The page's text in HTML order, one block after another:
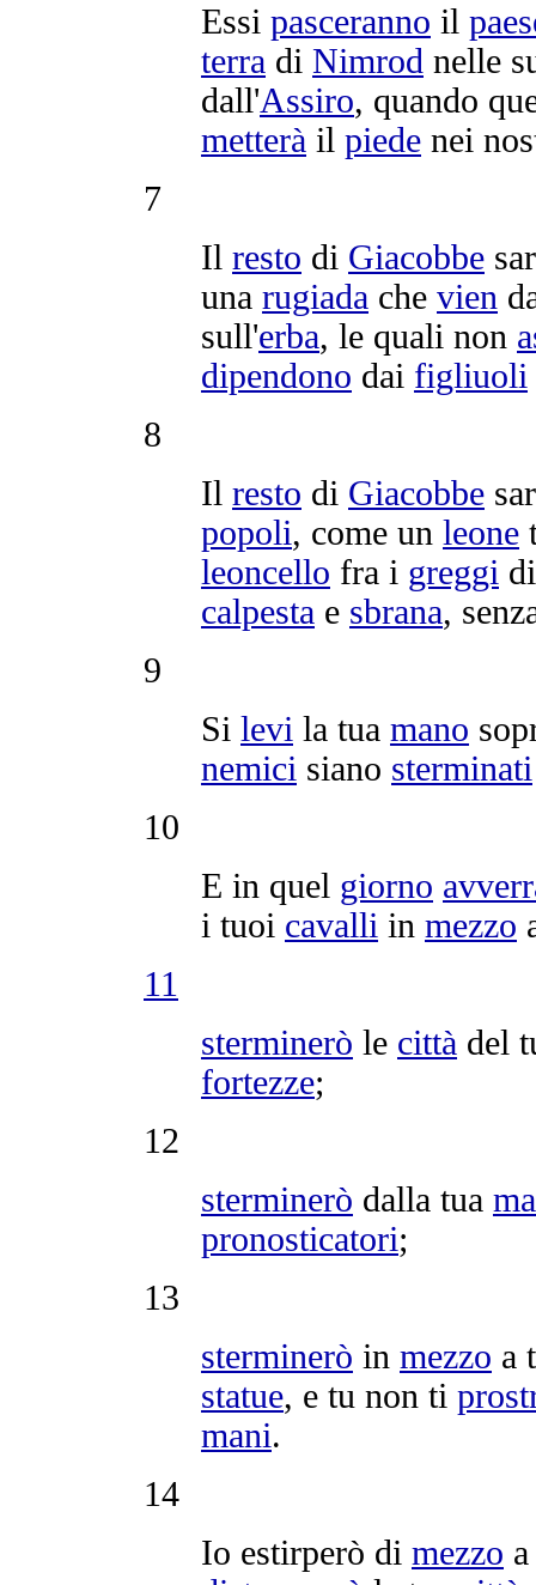
Essi pasceranno il
terra di Nimrod nelle
dall'Assiro, quando
metterà il piede nei
7
Il resto di Giacobbe
una rugiada che vien
sull'erba, le quali non
dipendono dai figliuoli
8
Il resto di Giacobbe
popoli, come un leone
leoncello fra i greggi
calpesta e sbrana,
9
Si levi la tua mano
nemici siano sterminati
10
E in quel giorno
i tuoi cavalli in mezzo
11
sterminerò le città del
fortezze;
12
sterminerò dalla tua
pronosticatori;
13
sterminerò in mezzo a
statue, e tu non ti
mani.
14
Io estirperò di mezzo